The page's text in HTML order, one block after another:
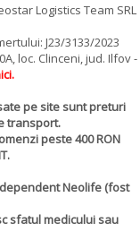
Logistics Team SRL
J23/3133/2023
loc. Clinceni, jud. Ilfov -
.
pe site sunt preturi
transport.
peste 400 RON
Neolife (fost
sfatul medicului sau